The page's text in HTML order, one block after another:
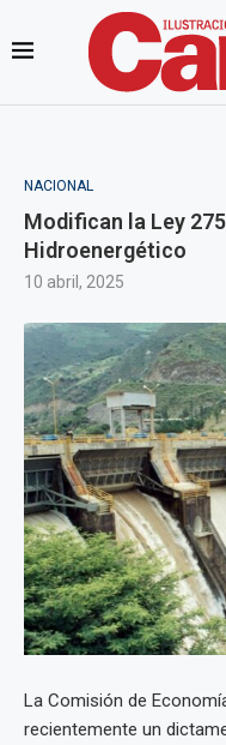
NACIONAL
Modifican la Ley
Hidroenergético
10 abril, 2025
La Comisión de
recientemente un